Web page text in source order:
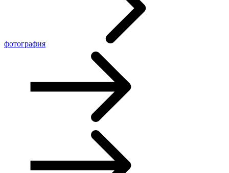
фотография